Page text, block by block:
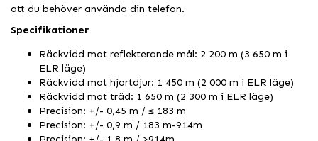
att du behöver använda din telefon.
Specifikationer
Räckvidd mot reflekterande mål: 2 200 m (3 650 m i
ELR läge)
Räckvidd mot hjortdjur: 1 450 m (2 000 m i ELR läge)
Räckvidd mot träd: 1 650 m (2 300 m i ELR läge)
Precision: +/- 0,45 m / ≤ 183 m
Precision: +/- 0,9 m / 183 m-914m